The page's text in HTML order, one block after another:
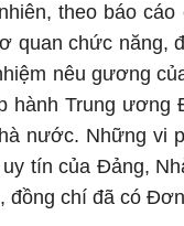
theo báo cáo
quan chức năng,
nêu gương
hành Trung
nước. Những vi
tín của Đảng,
chí đã có